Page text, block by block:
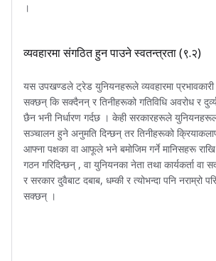
।
व्यवहारमा संगठित हुन पाउने स्वतन्त्रता (९.२)
यस उपखण्डले ट्रेड युनियनहरूले व्यवहारमा
सक्छन् कि सक्दैनन् र तिनीहरूको गतिविधि अवरोध र
छैन भनी निर्धारण गर्दछ । केही सरकारहरूले
सञ्चालन हुने अनुमति दिन्छन् तर तिनीहरूको
आफ्ना पक्षका वा आफूले भने बमोजिम गर्ने मानिसहरू
गठन गरिदिन्छन् , वा युनियनका नेता तथा कार्यकर्ता वा
र सरकार दुवैबाट दबाब, धम्की र त्योभन्दा पनि नराम्रो
सक्छन् ।